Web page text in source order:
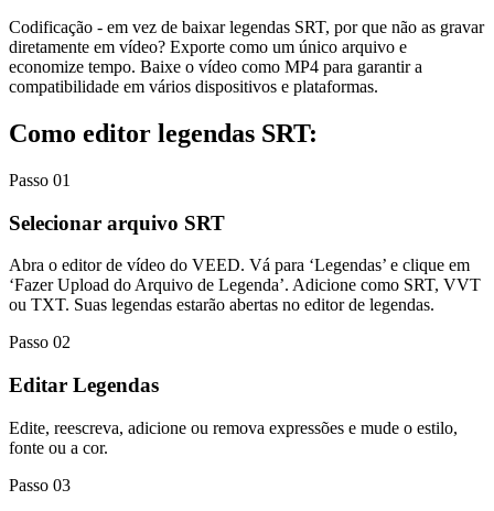
Codificação - em vez de baixar legendas SRT, por que não as gravar
diretamente em vídeo? Exporte como um único arquivo e
economize tempo. Baixe o vídeo como MP4 para garantir a
compatibilidade em vários dispositivos e plataformas.
Como editor legendas SRT:
Passo 01
Selecionar arquivo SRT
Abra o editor de vídeo do VEED. Vá para ‘Legendas’ e clique em
‘Fazer Upload do Arquivo de Legenda’. Adicione como SRT, VVT
ou TXT. Suas legendas estarão abertas no editor de legendas.
Passo 02
Editar Legendas
Edite, reescreva, adicione ou remova expressões e mude o estilo,
fonte ou a cor.
Passo 03